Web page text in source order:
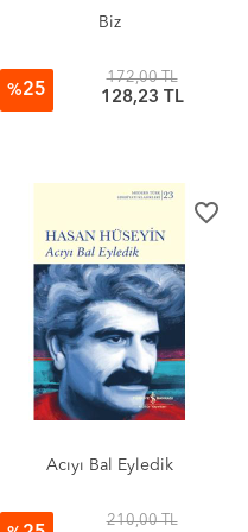
Biz
%25
172,00 TL
128,23 TL
favorite_border
Acıyı Bal Eyledik
210,00 TL